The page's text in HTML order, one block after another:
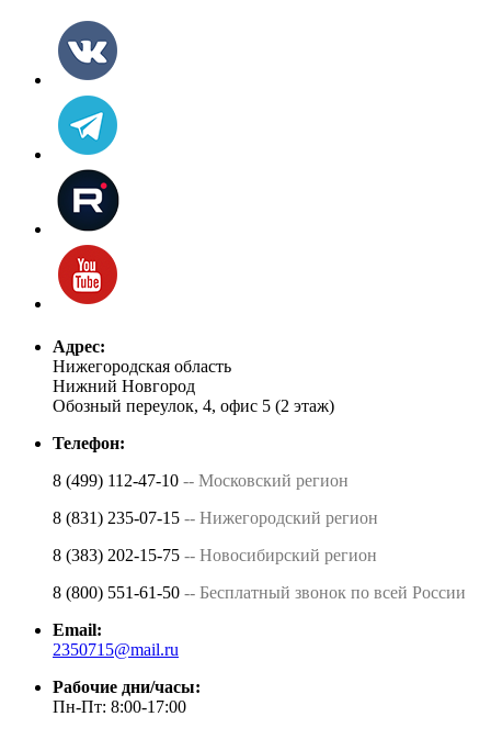
Адрес:
Нижегородская область
Нижний Новгород
Обозный переулок, 4, офис 5 (2 этаж)
Телефон:
8 (499) 112-47-10 -- Московский регион
8 (831) 235-07-15 -- Нижегородский регион
8 (383) 202-15-75 -- Новосибирский регион
8 (800) 551-61-50 -- Бесплатный звонок по всей России
Email:
2350715@mail.ru
Рабочие дни/часы:
Пн-Пт: 8:00-17:00